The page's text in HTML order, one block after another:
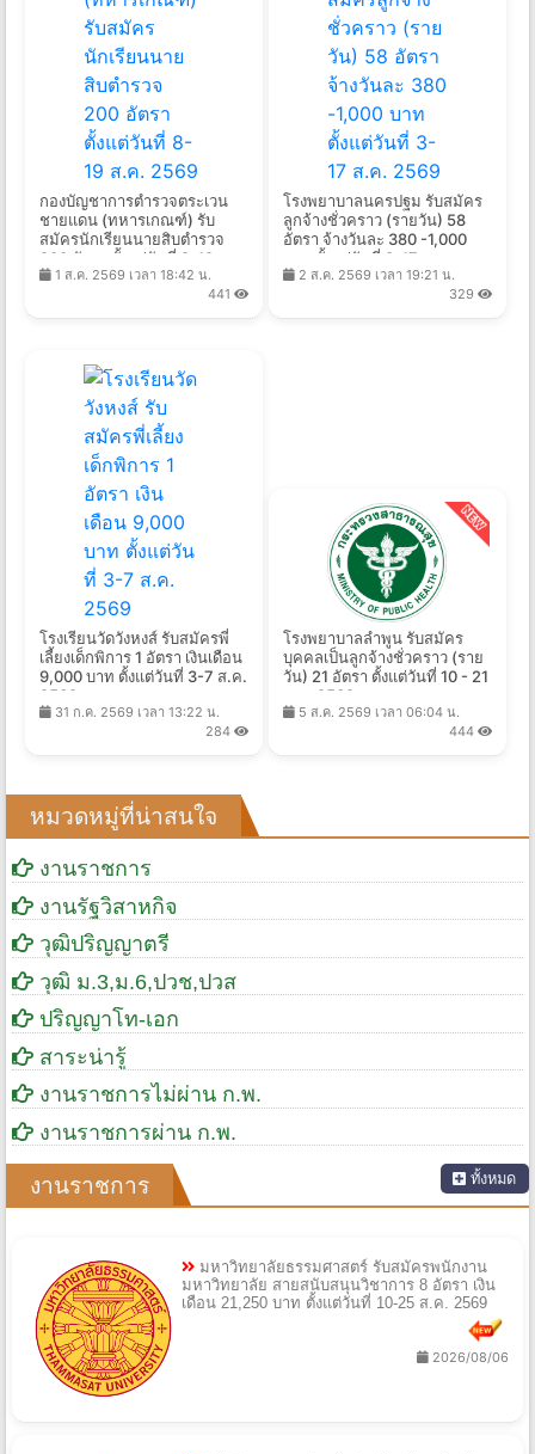
กองบัญชาการตำรวจตระเวน
ชายแดน (ทหารเกณฑ์) รับ
สมัครนักเรียนนายสิบตำรวจ
200 อัตรา ตั้งแต่วันที่ 8-19 ส.ค.
25691 ส.ค. 2569 เวลา 18:42 น.
441
โรงพยาบาลนครปฐม รับสมัคร
ลูกจ้างชั่วคราว (รายวัน) 58
อัตรา จ้างวันละ 380 -1,000
บาท ตั้งแต่วันที่ 3-17 ส.ค.
2569
2 ส.ค. 2569 เวลา 19:21 น.
329
โรงเรียนวัดวังหงส์ รับสมัครพี่
เลี้ยงเด็กพิการ 1 อัตรา เงินเดือน
9,000 บาท ตั้งแต่วันที่ 3-7 ส.ค.
2569
31 ก.ค. 2569 เวลา 13:22 น.
284
โรงพยาบาลลำพูน รับสมัคร
บุคคลเป็นลูกจ้างชั่วคราว (ราย
วัน) 21 อัตรา ตั้งแต่วันที่ 10 - 21
ส.ค. 2569
5 ส.ค. 2569 เวลา 06:04 น.
444
หมวดหมู่ที่น่าสนใจ
งานราชการ
งานรัฐวิสาหกิจ
วุฒิปริญญาตรี
วุฒิ ม.3,ม.6,ปวช,ปวส
ปริญญาโท-เอก
สาระน่ารู้
งานราชการไม่ผ่าน ก.พ.
งานราชการผ่าน ก.พ.
งานราชการ ทั้งหมด
มหาวิทยาลัยธรรมศาสตร์ รับสมัครพนักงาน
มหาวิทยาลัย สายสนับสนุนวิชาการ 8 อัตรา เงิน
เดือน 21,250 บาท ตั้งแต่วันที่ 10-25 ส.ค. 2569
2026/08/06